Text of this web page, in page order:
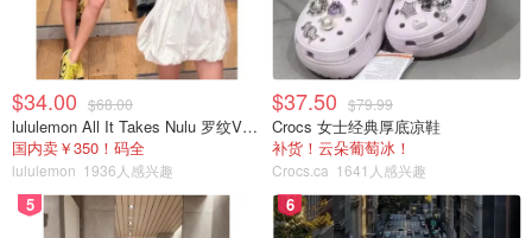
$34.00 $68.00
lululemon All It Takes Nulu 罗纹V领短袖T恤
国内卖￥350！码全
lululemon 1936人感兴趣
$37.50 $79.99
Crocs 女士经典厚底凉鞋
补货！云朵葡萄冰！
Crocs.ca 1641人感兴趣
5 6